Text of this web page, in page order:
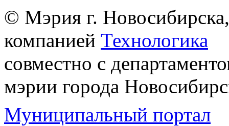
© Мэрия г.
компанией Технологика
совместно с
мэрии города
Муниципальный портал